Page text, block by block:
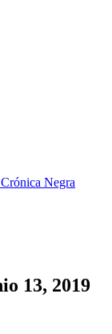
Negra
13, 2019